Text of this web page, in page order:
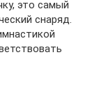
это самый
снаряд.